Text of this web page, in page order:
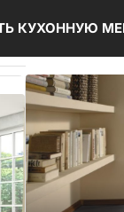
КУХОННУЮ